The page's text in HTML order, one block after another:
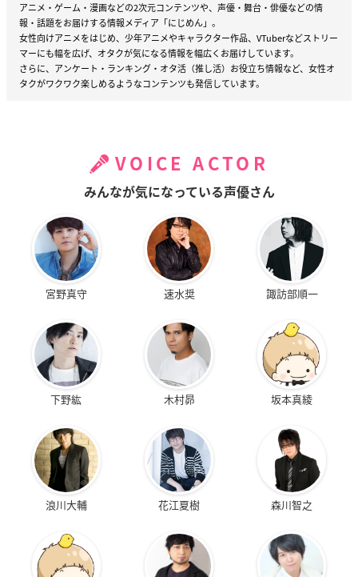
アニメ・ゲーム・漫画などの2次元コンテンツや、声優・舞台・俳優などの情
報・話題をお届けする情報メディア「にじめん」。
女性向けアニメをはじめ、少年アニメやキャラクター作品、VTuberなどストリー
マーにも幅を広げ、オタクが気になる情報を幅広くお届けしています。
さらに、アンケート・ランキング・オタ活（推し活）お役立ち情報など、女性オ
タクがワクワク楽しめるようなコンテンツも発信しています。
VOICE ACTOR
みんなが気になっている声優さん
宮野真守 速水奨 諏訪部順一
下野紘 木村昴 坂本真綾
浪川大輔 花江夏樹 森川智之